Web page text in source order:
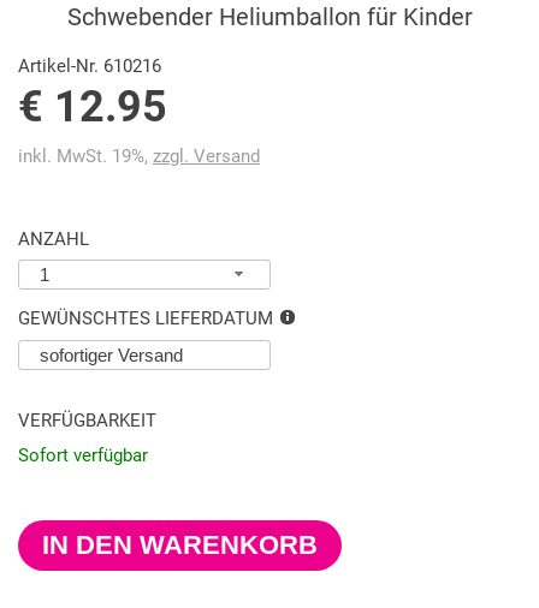
Schwebender Heliumballon für Kinder
Artikel-Nr. 610216
€ 12.95
inkl. MwSt. 19%, zzgl. Versand
ANZAHL
1
GEWÜNSCHTES LIEFERDATUM
VERFÜGBARKEIT
Sofort verfügbar
IN DEN WARENKORB